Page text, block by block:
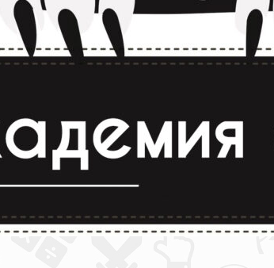
олимпиады и конкурсы